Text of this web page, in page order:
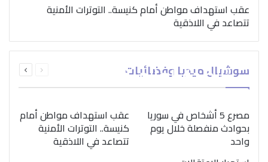
عقب استهداف مواطن أمام كنيسة.. التوترات الأمنية
تتصاعد في اللاذقية
سوشيال ميديا وفضائيات الصفحةالصفحة
بمناسبة اليوم الدولي..
“الصحة العالمية” تؤكد
ضرورة اتباع نهج متكامل
لمواجهة إدمان المخدرات
مصرع 5 أشخاص في سوريا
بحوادث منفصلة خلال يوم
واحد
عقب استهداف مواطن أمام
كنيسة.. التوترات الأمنية
تتصاعد في اللاذقية